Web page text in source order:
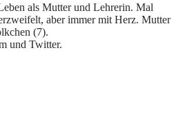
als Mutter und Lehrerin. Mal
aber immer mit Herz. Mutter
(7).
und Twitter.